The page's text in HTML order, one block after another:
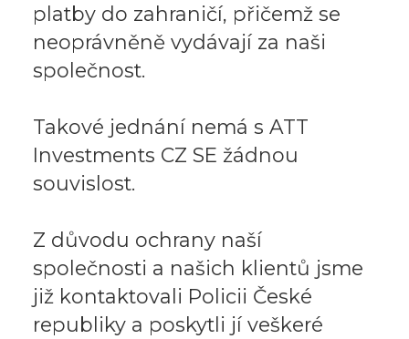
platby do zahraničí, přičemž se
neoprávněně vydávají za naši
společnost.
Takové jednání nemá s ATT
Investments CZ SE žádnou
souvislost.
Z důvodu ochrany naší
společnosti a našich klientů jsme
již kontaktovali Policii České
republiky a poskytli jí veškeré